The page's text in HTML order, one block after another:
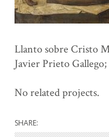
Llanto sobre Cristo
Javier Prieto Gallego;
No related projects.
SHARE: